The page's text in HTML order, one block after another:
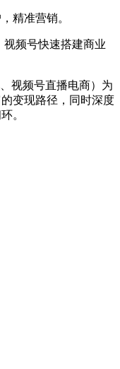
精准营销。
频号快速搭建商业
视频号直播电商）为
变现路径，同时深度
。